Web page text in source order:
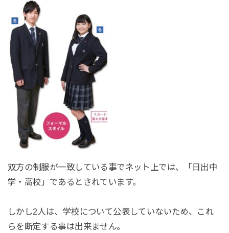
双方の制服が一致している事でネット上では、「日出中
学・高校」であるとされています。
しかし2人は、学校について公表していないため、これ
らを断定する事は出来ません。